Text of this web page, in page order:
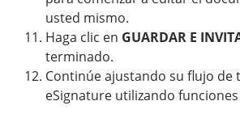
usted mismo.
Haga clic en GUARDAR E
terminado.
Continúe ajustando su flujo de
eSignature utilizando